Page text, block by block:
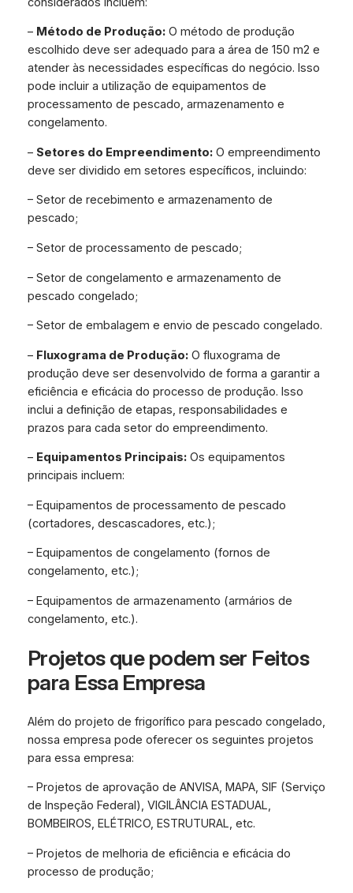
– Método de Produção:O método de produção
escolhido deve ser adequado para a área de 150 m2 e
atender às necessidades específicas do negócio. Isso
pode incluir a utilização de equipamentos de
processamento de pescado, armazenamento e
congelamento.
– Setores do Empreendimento:O empreendimento
deve ser dividido em setores específicos, incluindo:
– Setor de recebimento e armazenamento de
pescado;
– Setor de processamento de pescado;
– Setor de congelamento e armazenamento de
pescado congelado;
– Setor de embalagem e envio de pescado congelado.
– Fluxograma de Produção:O fluxograma de
produção deve ser desenvolvido de forma a garantir a
eficiência e eficácia do processo de produção. Isso
inclui a definição de etapas, responsabilidades e
prazos para cada setor do empreendimento.
– Equipamentos Principais:Os equipamentos
principais incluem:
– Equipamentos de processamento de pescado
(cortadores, descascadores, etc.);
– Equipamentos de congelamento (fornos de
congelamento, etc.);
– Equipamentos de armazenamento (armários de
congelamento, etc.).
Projetos que podem ser Feitos
para Essa Empresa
Além do projeto de frigorífico para pescado congelado,
nossa empresa pode oferecer os seguintes projetos
para essa empresa:
– Projetos de aprovação de ANVISA, MAPA, SIF (Serviço
de Inspeção Federal), VIGILÂNCIA ESTADUAL,
BOMBEIROS, ELÉTRICO, ESTRUTURAL, etc.
– Projetos de melhoria de eficiência e eficácia do
processo de produção;